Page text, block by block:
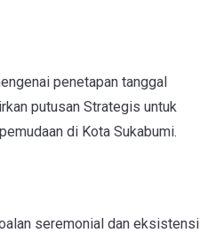
penetapan tanggal
putusan Strategis untuk
di Kota Sukabumi.
seremonial dan eksistensi